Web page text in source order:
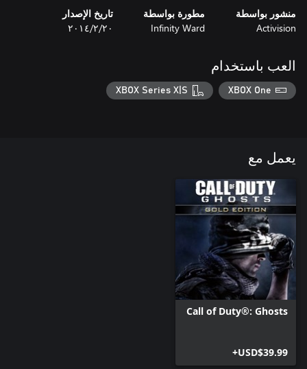
منشور بواسطة
Activision
مطورة بواسطة
Infinity Ward
تاريخ الإصدار
٢٠‏/٢‏/٢٠١٤
العب باستخدام
XBOX One
XBOX Series X|S
يعمل مع
Call of Duty®: Ghosts
USD$39.99+